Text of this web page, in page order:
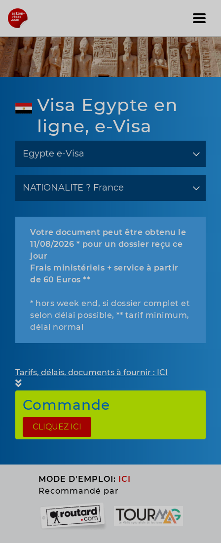
Visa Egypte en
ligne, e-Visa
Votre document peut être obtenu le
11/08/2026 * pour un dossier reçu ce
jour
Frais ministériels + service à partir
de 60 Euros **
* hors week end, si dossier complet et
selon délai possible, ** tarif minimum,
délai normal
Tarifs, délais, documents à fournir : ICI
Commande
MODE D'EMPLOI: ICI
Recommandé par